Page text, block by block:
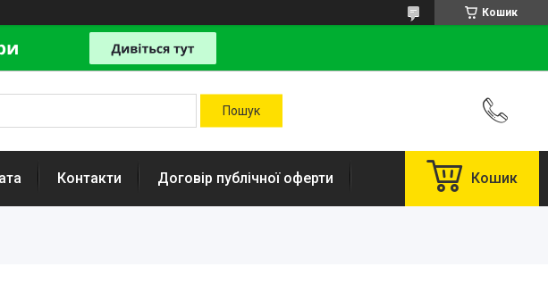
Кошик
Контакти Договір публічної оферти Кошик